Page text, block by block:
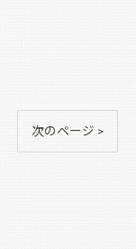
次のページ >